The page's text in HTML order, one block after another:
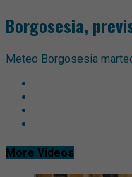
Borgosesia,
Meteo Borgosesia
More Videos